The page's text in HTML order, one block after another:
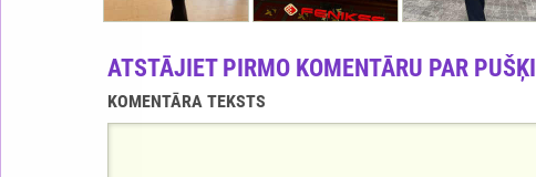
ATSTĀJIET PIRMO KOMENTĀRU PAR PUŠĶI
KOMENTĀRA TEKSTS